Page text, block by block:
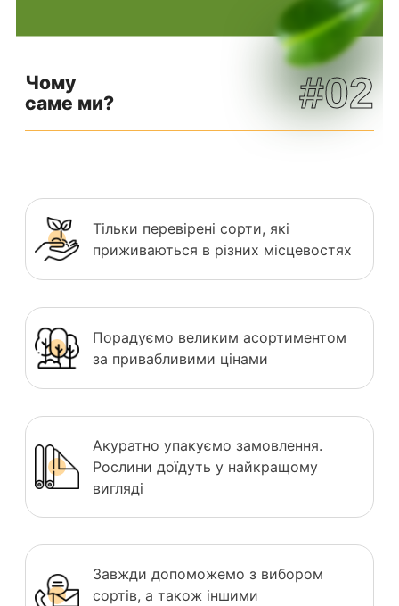
Чому
саме ми?
#02
Тільки перевірені сорти, які
приживаються в різних місцевостях
Порадуємо великим асортиментом
за привабливими цінами
Акуратно упакуємо замовлення.
Рослини доїдуть у найкращому
вигляді
Завжди допоможемо з вибором
сортів, а також іншими